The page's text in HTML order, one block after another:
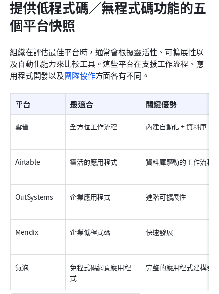
提供低程式碼／無程式碼功能的五
個平台快照
組織在評估最佳平台時，通常會根據靈活性、可擴展性以
及自動化能力來比較工具。這些平台在支援工作流程、應
用程式開發以及團隊協作方面各有不同。
平台 最適合 關鍵優勢
雲雀 全方位工作流程 內建自動化 + 資料庫
Airtable 靈活的應用程式 資料庫驅動的工作流程
OutSystems 企業應用程式 進階可擴展性
Mendix 企業低程式碼 快速發展
氣泡
免程式碼網頁應用程
式
完整的應用程式建構器